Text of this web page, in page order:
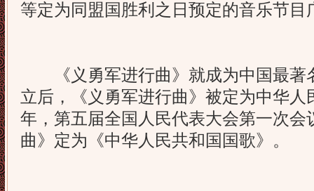
等定为同盟国胜利之日预定的音乐节目
《义勇军进行曲》就成为中国最著
立后，《义勇军进行曲》被定为中华人
年，第五届全国人民代表大会第一次会
曲》定为《中华人民共和国国歌》。